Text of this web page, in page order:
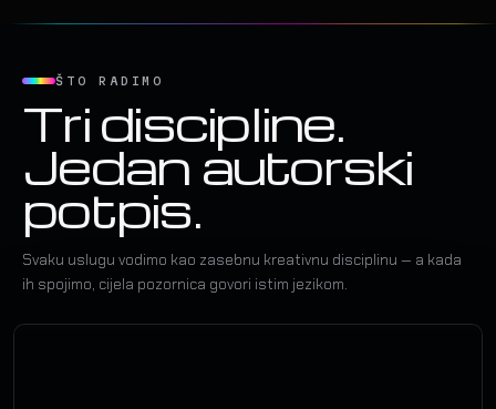
ŠTO RADIMO
Tri discipline.
Jedan autorski
potpis.
Svaku uslugu vodimo kao zasebnu kreativnu disciplinu — a kada
ih spojimo, cijela pozornica govori istim jezikom.